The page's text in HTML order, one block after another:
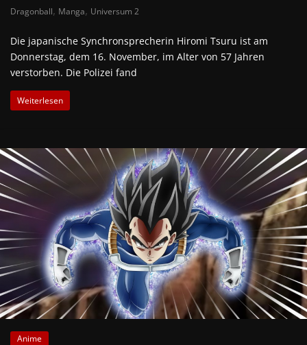
Dragonball, Manga, Universum 2
Die japanische Synchronsprecherin Hiromi Tsuru ist am
Donnerstag, dem 16. November, im Alter von 57 Jahren
verstorben. Die Polizei fand
Weiterlesen
Anime